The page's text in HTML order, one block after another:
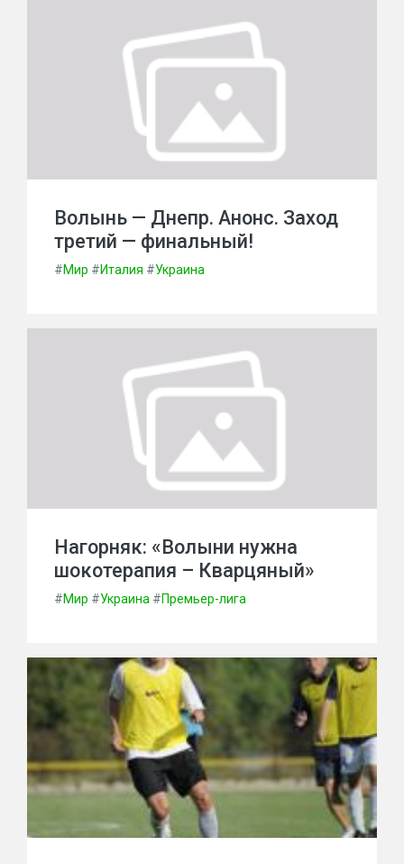
Волынь — Днепр. Анонс. Заход
третий — финальный!
#Мир #Италия #Украина
Нагорняк: «Волыни нужна
шокотерапия – Кварцяный»
#Мир #Украина #Премьер-лига